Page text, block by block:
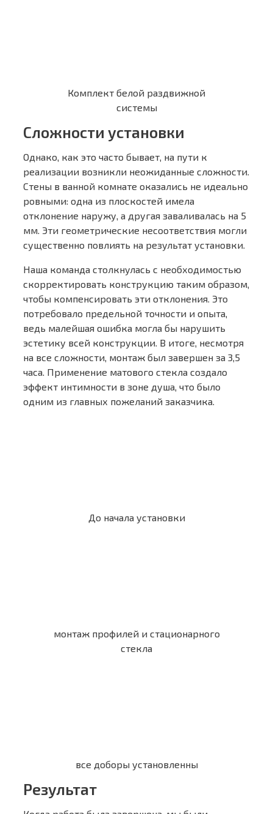
Комплект белой раздвижной
системы
Сложности установки
Однако, как это часто бывает, на пути к
реализации возникли неожиданные сложности.
Стены в ванной комнате оказались не идеально
ровными: одна из плоскостей имела
отклонение наружу, а другая заваливалась на 5
мм. Эти геометрические несоответствия могли
существенно повлиять на результат установки.
Наша команда столкнулась с необходимостью
скорректировать конструкцию таким образом,
чтобы компенсировать эти отклонения. Это
потребовало предельной точности и опыта,
ведь малейшая ошибка могла бы нарушить
эстетику всей конструкции. В итоге, несмотря
на все сложности, монтаж был завершен за 3,5
часа. Применение матового стекла создало
эффект интимности в зоне душа, что было
одним из главных пожеланий заказчика.
До начала установки
монтаж профилей и стационарного
стекла
все доборы установленны
Результат